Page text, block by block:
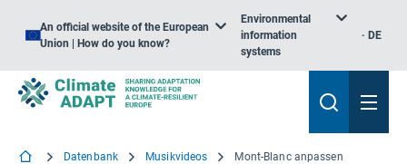
An official website of the European
Union | How do you know?
Environmental
information
systems
DE
Datenbank Musikvideos Mont-Blanc anpassen